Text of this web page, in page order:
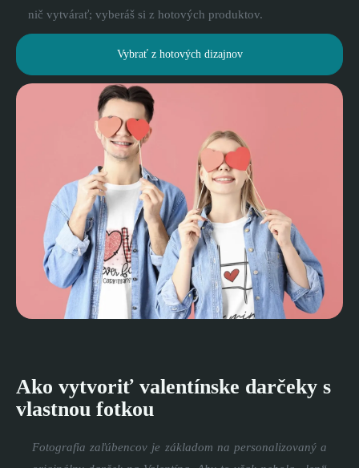
nič vytvárať; vyberáš si z hotových produktov.
Vybrať z hotových dizajnov
Ako vytvoriť valentínske darčeky s
vlastnou fotkou
Fotografia zaľúbencov je základom na personalizovaný a